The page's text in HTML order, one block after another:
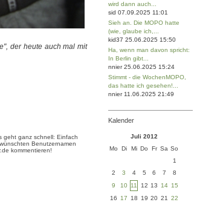
der heute auch mal mit
geht ganz schnell: Einfach
Benutzernamen
kommentieren!
wird dann auch...
sid 07.09.2025 11:01
Sieh an. Die MOPO hatte
(wie, glaube ich,...
kid37 25.06.2025 15:50
Ha, wenn man davon spricht:
In Berlin gibt...
nnier 25.06.2025 15:24
Stimmt - die WochenMOPO,
das hatte ich gesehen!...
nnier 11.06.2025 21:49
Kalender
Juli 2012
Mo
Di Mi Do Fr Sa So
1
2
3 4 5 6 7
8
9
10 11 12 13 14 15
16
17 18 19 20 21
22